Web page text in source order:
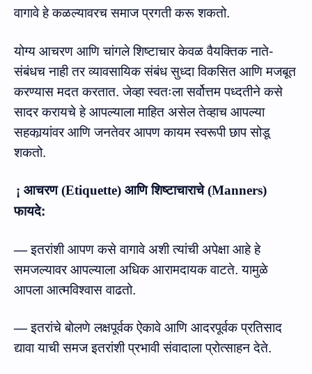
वागावे हे कळल्यावरच समाज प्रगती करू शकतो.
योग्य आचरण आणि चांगले शिष्टाचार केवळ वैयक्तिक नाते-
संबंधच नाही तर व्यावसायिक संबंध सुध्‍दा विकसित आणि मजबूत
करण्यास मदत करतात. जेव्हा स्वतःला सर्वोत्तम पध्‍दतीने कसे
सादर करायचे हे आपल्‍याला माहित असेल तेव्हाच आपल्‍या
सहकार्‍यांवर आणि जनतेवर आपण कायम स्‍वरूपी छाप सोडू
शकतो.
¡ आचरण(Etiquette) आणिशिष्टाचाराचे(Manners)
फायदे:
—इतरांशी आपण कसे वागावे अशी त्‍यांची अपेक्षा आहे हे
समजल्यावर आपल्‍याला अधिक आरामदायक वाटते. यामुळे
आपला आत्मविश्वास वाढतो.
—इतरांचे बोलणे लक्षपूर्वक ऐकावे आणि आदरपूर्वक प्रतिसाद
द्यावा याची समज इतरांशी प्रभावी संवादाला प्रोत्साहन देते.